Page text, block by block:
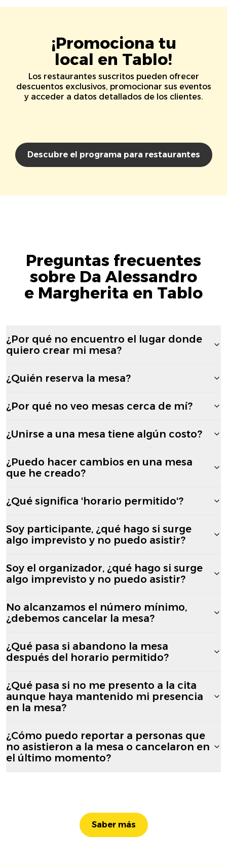
¡Promociona tu
local en Tablo!
Los restaurantes suscritos pueden ofrecer
descuentos exclusivos, promocionar sus eventos
y acceder a datos detallados de los clientes.
Descubre el programa para restaurantes
Preguntas frecuentes
sobre Da Alessandro
e Margherita en Tablo
¿Por qué no encuentro el lugar donde
quiero crear mi mesa?
¿Quién reserva la mesa?
¿Por qué no veo mesas cerca de mí?
¿Unirse a una mesa tiene algún costo?
¿Puedo hacer cambios en una mesa
que he creado?
¿Qué significa 'horario permitido'?
Soy participante, ¿qué hago si surge
algo imprevisto y no puedo asistir?
Soy el organizador, ¿qué hago si surge
algo imprevisto y no puedo asistir?
No alcanzamos el número mínimo,
¿debemos cancelar la mesa?
¿Qué pasa si abandono la mesa
después del horario permitido?
¿Qué pasa si no me presento a la cita
aunque haya mantenido mi presencia
en la mesa?
¿Cómo puedo reportar a personas que
no asistieron a la mesa o cancelaron en
el último momento?
Saber más